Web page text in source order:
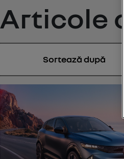
Articole